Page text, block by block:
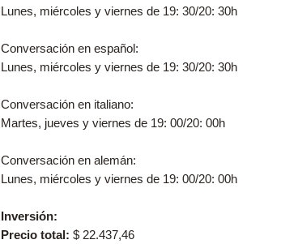
Lunes, miércoles y viernes de 19: 30/20: 30h
Conversación en español:
Lunes, miércoles y viernes de 19: 30/20: 30h
Conversación en italiano:
Martes, jueves y viernes de 19: 00/20: 00h
Conversación en alemán:
Lunes, miércoles y viernes de 19: 00/20: 00h
Inversión:
Precio total: $ 22.437,46